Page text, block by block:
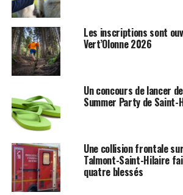
Les inscriptions sont
Vert’Olonne 2026
Un concours de lancer
Summer Party de
Une collision frontale
Talmont-Saint-Hilaire
quatre blessés